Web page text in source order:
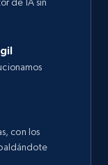
de IA sin
con los